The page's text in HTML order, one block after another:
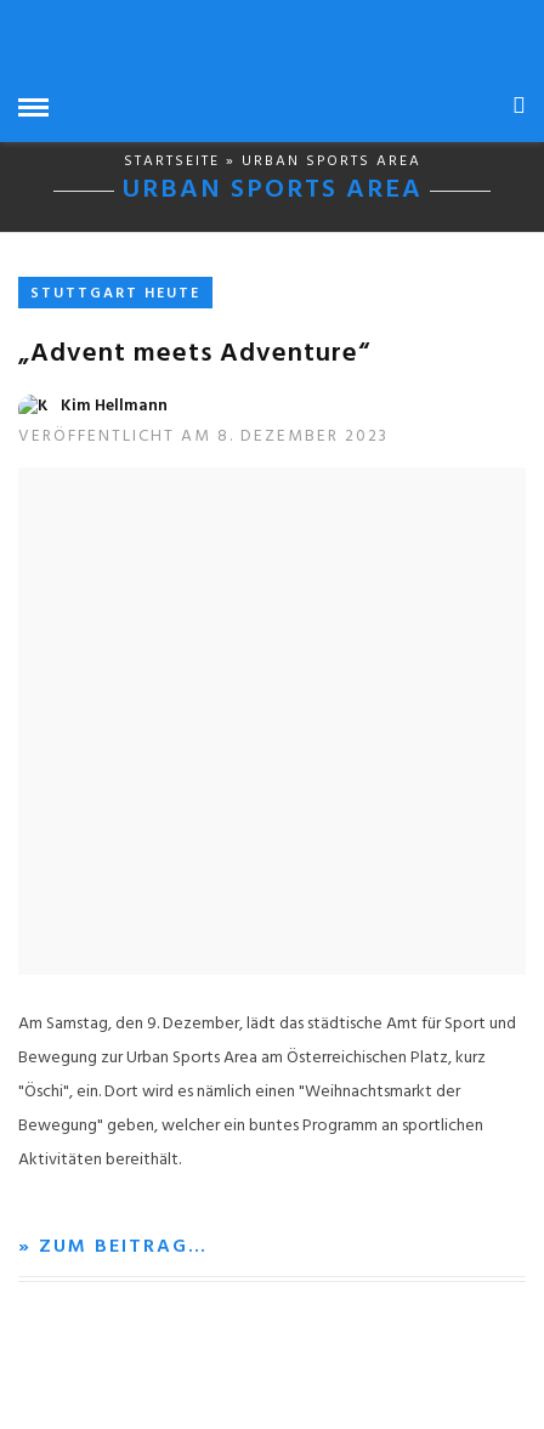
STARTSEITE » URBAN SPORTS AREA
URBAN SPORTS AREA
STUTTGART HEUTE
„Advent meets Adventure“
Kim Hellmann
VERÖFFENTLICHT AM 8. DEZEMBER 2023
Am Samstag, den 9. Dezember, lädt das städtische Amt für Sport und
Bewegung zur Urban Sports Area am Österreichischen Platz, kurz
"Öschi", ein. Dort wird es nämlich einen "Weihnachtsmarkt der
Bewegung" geben, welcher ein buntes Programm an sportlichen
Aktivitäten bereithält.
» ZUM BEITRAG…